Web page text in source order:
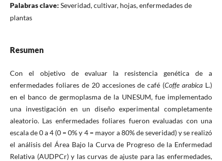
Palabras clave: Severidad, cultivar, hojas, enfermedades de
plantas
Resumen
Con el objetivo de evaluar la resistencia genética de a
enfermedades foliares de 20 accesiones de café (Coffe arabica L.)
en el banco de germoplasma de la UNESUM, fue implementado
una investigación en un diseño experimental completamente
aleatorio. Las enfermedades foliares fueron evaluadas con una
escala de 0 a 4 (0 = 0% y 4 = mayor a 80% de severidad) y se realizó
el análisis del Área Bajo la Curva de Progreso de la Enfermedad
Relativa (AUDPCr) y las curvas de ajuste para las enfermedades,